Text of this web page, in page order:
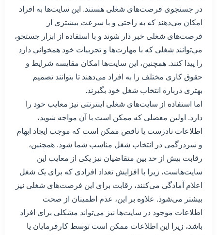
در جستجوی فرصت‌های شغلی هستند. این سایت‌ها به افراد
امکان می‌دهند که به راحتی و با سرعت بیشتری از
فرصت‌های شغلی خبر دار شوند و با استفاده از ابزار جستجو،
می‌توانند شغلی که با مهارت‌ها و تجربیات خود همخوانی دارد
را پیدا کنند. همچنین، این سایت‌ها امکان مقایسه شرایط و
حقوق کاری مختلف را به افراد می‌دهند تا بتوانند تصمیم
بهتری درباره انتخاب شغل خود بگیرند.
اما استفاده از سایت‌های شغلی اینترنتی نیز معایب خود را
دارد. اولین معضلی که ممکن است با آن مواجه شوید،
اطلاعات نادرست یا ناقص ممکن است که موجب ایجاد ابهام
و سردرگمی در انتخاب شغل مناسب شما شود. همچنین،
رقابت بیش از حد بین متقاضیان نیز یکی از معایب این
سایت‌هاست، زیرا با افزایش تعداد افرادی که برای یک شغل
اعلام آمادگی می‌کنند، رقابت برای این فرصت‌های شغلی نیز
بیشتر می‌شود. علاوه بر این، عدم اطمینان از صحت
اطلاعات موجود در سایت‌ها نیز می‌تواند مشکلی برای افراد
باشد، زیرا این اطلاعات ممکن است توسط کارفرمایان یا